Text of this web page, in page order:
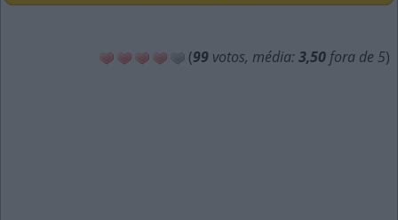
(99 votos, média: 3,50 fora de 5)